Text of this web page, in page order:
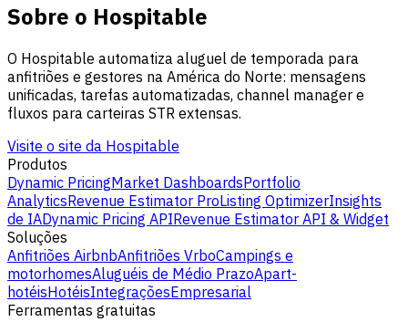
Sobre o Hospitable
O Hospitable automatiza aluguel de temporada para
anfitriões e gestores na América do Norte: mensagens
unificadas, tarefas automatizadas, channel manager e
fluxos para carteiras STR extensas.
Visite o site da Hospitable
Produtos
Dynamic PricingMarket DashboardsPortfolio
AnalyticsRevenue Estimator ProListing OptimizerInsights
de IADynamic Pricing APIRevenue Estimator API & Widget
Soluções
Anfitriões AirbnbAnfitriões VrboCampings e
motorhomesAluguéis de Médio PrazoApart-
hotéisHotéisIntegraçõesEmpresarial
Ferramentas gratuitas